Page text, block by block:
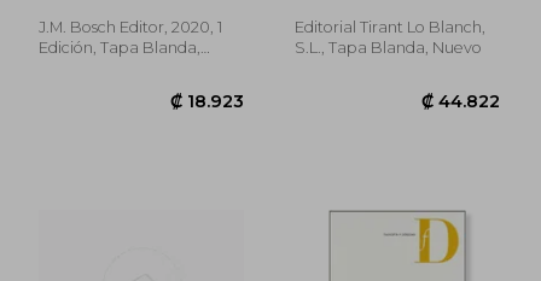
J.M. Bosch Editor, 2020, 1
Edición, Tapa Blanda,
Editorial Tirant Lo Blanch,
S.L., Tapa Blanda, Nuevo